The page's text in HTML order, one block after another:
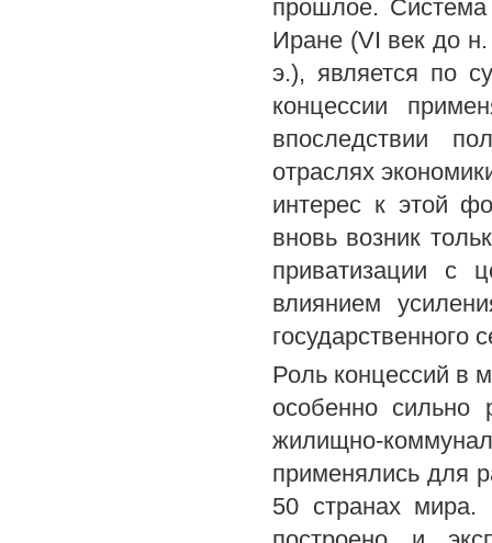
прошлое. Система
Иране (VI век до
э.), является по
концессии
впоследствии
отраслях
интерес к этой
вновь возник
приватизации с
влиянием
государственного
Роль концессий в
особенно сильно
жилищно-
применялись для
50 странах мира.